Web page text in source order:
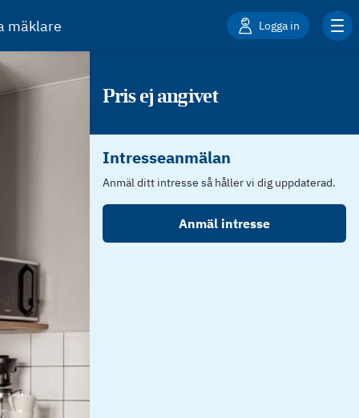
mäklare Logga in
Pris ej angivet
Intresseanmälan
Anmäl ditt intresse så håller vi dig uppdaterad.
Anmäl intresse